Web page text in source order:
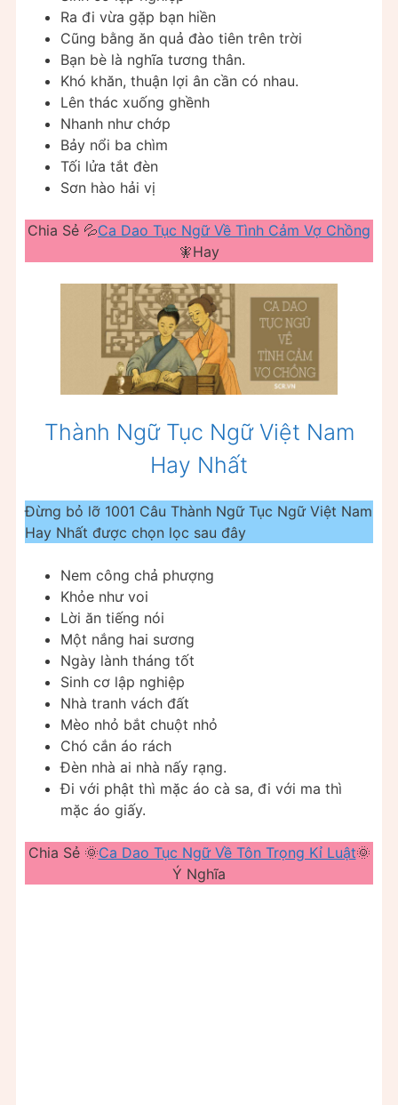
Ra đi vừa gặp bạn hiền
Cũng bằng ăn quả đào tiên trên trời
Bạn bè là nghĩa tương thân.
Khó khăn, thuận lợi ân cần có nhau.
Lên thác xuống ghềnh
Nhanh như chớp
Bảy nổi ba chìm
Tối lửa tắt đèn
Sơn hào hải vị
Chia Sẻ 💦Ca Dao Tục Ngữ Về Tình Cảm Vợ Chồng
🧚Hay
Thành Ngữ Tục Ngữ Việt Nam
Hay Nhất
Đừng bỏ lỡ 1001 Câu Thành Ngữ Tục Ngữ Việt Nam
Hay Nhất được chọn lọc sau đây
Nem công chả phượng
Khỏe như voi
Lời ăn tiếng nói
Một nắng hai sương
Ngày lành tháng tốt
Sinh cơ lập nghiệp
Nhà tranh vách đất
Mèo nhỏ bắt chuột nhỏ
Chó cắn áo rách
Đèn nhà ai nhà nấy rạng.
Đi với phật thì mặc áo cà sa, đi với ma thì
mặc áo giấy.
Chia Sẻ 🌞Ca Dao Tục Ngữ Về Tôn Trọng Kỉ Luật🌞
Ý Nghĩa